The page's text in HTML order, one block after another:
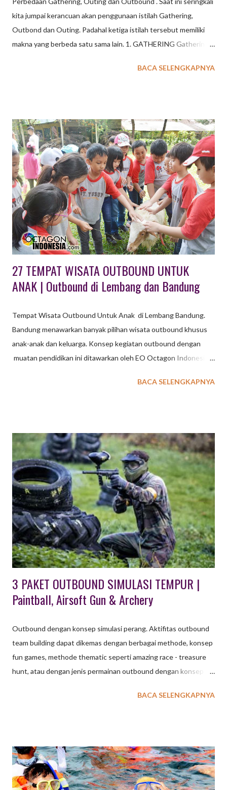
kita jumpai kerancuan akan penggunaan istilah Gathering,
Outbond dan Outing. Padahal ketiga istilah tersebut memiliki
makna yang berbeda satu sama lain. 1. GATHERING Gathering
sekolah ataupun perusahaan yang diadakan pada waktu
Kegiatan ini secara fisik, pikiran, dan emosional tidak terlalu
berat. Lebih dominan kepada unsur hiburan. Seperti misalnya
bersama-sama berkunjung ke wahana wisata tertentu, makan
bersama ditambah dengan hiburan musik, artis, ataupun
permainan yang menyenangkan, dan lain sebagainya. Aktivitas
yang dilakukan lebih tertuju pada aspek menyenangkan
sehingga tidak membutuhkan persiapan khusus. Dilingkup
perusahaan, gathering biasanya dibedakan lagi menjadi
Employee Gatheri...
BACA SELENGKAPNYA
27 TEMPAT WISATA OUTBOUND UNTUK
ANAK | Outbound di Lembang dan Bandung
Tempat Wisata Outbound Untuk Anak di Lembang Bandung.
Bandung menawarkan banyak pilihan wisata outbound khusus
anak-anak dan keluarga. Konsep kegiatan outbound dengan
muatan pendidikan ini ditawarkan oleh EO Octagon Indonesia
Untuk kegiatan Family Gathering EXXO sudah sediakan
dengan disesuaikan karakteristik peserta dan usia. baca juga : 36
Tempat Wisata di Lembang TEMPAT WISATA OUTBOUND
UNTUK ANAK & FAMILY GATHERING DI BANDUNG Khusus
Wisata Outbound di Lembang Bandung ini , paket untuk usia
anak - anak tersedia Program Outbound Character Building
berupa aktifitas wisata edukasi untuk pelajar PAUD, TK maupun
SD dan SMP. Teriakan anak - anak terdengar sangat nyaring saat
pemandu dari EO Octagon Indonesia memberi instruksi ...
BACA SELENGKAPNYA
3 PAKET OUTBOUND SIMULASI TEMPUR |
Paintball, Airsoft Gun & Archery
Outbound dengan konsep simulasi perang. Aktifitas outbound
team building dapat dikemas dengan berbagai methode, konsep
fun games, methode thematic seperti amazing race - treasure
hunt, atau dengan jenis permainan outbound dengan konsep
cukup tinggi, EXXO INDONESIA menyediakan beberapa pilihan
atau kelompok pemain berusaha untuk mengalahkan pemain /
kelompok lain dengan cara memberi tanda cat di tubuh lawan.
Peluru cat yang digunakan harus terbuat dari bahan yang aman
BACA SELENGKAPNYA